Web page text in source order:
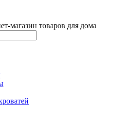
магазин товаров для дома